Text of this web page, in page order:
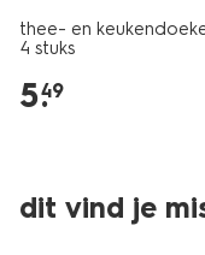
thee- en
4 stuks
5.
49
dit vind je